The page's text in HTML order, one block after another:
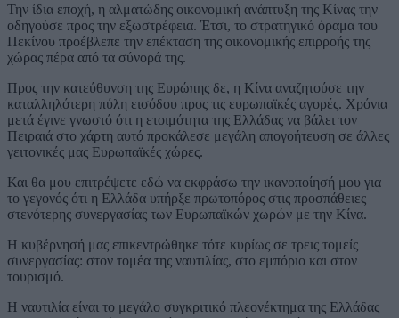
Την ίδια εποχή, η αλματώδης οικονομική ανάπτυξη της Κίνας την
οδηγούσε προς την εξωστρέφεια. Έτσι, το στρατηγικό όραμα του
Πεκίνου προέβλεπε την επέκταση της οικονομικής επιρροής της
χώρας πέρα από τα σύνορά της.
Προς την κατεύθυνση της Ευρώπης δε, η Κίνα αναζητούσε την
καταλληλότερη πύλη εισόδου προς τις ευρωπαϊκές αγορές. Χρόνια
μετά έγινε γνωστό ότι η ετοιμότητα της Ελλάδας να βάλει τον
Πειραιά στο χάρτη αυτό προκάλεσε μεγάλη απογοήτευση σε άλλες
γειτονικές μας Ευρωπαϊκές χώρες.
Και θα μου επιτρέψετε εδώ να εκφράσω την ικανοποίησή μου για
το γεγονός ότι η Ελλάδα υπήρξε πρωτοπόρος στις προσπάθειες
στενότερης συνεργασίας των Ευρωπαϊκών χωρών με την Κίνα.
Η κυβέρνησή μας επικεντρώθηκε τότε κυρίως σε τρεις τομείς
συνεργασίας: στον τομέα της ναυτιλίας, στο εμπόριο και στον
τουρισμό.
Η ναυτιλία είναι το μεγάλο συγκριτικό πλεονέκτημα της Ελλάδας